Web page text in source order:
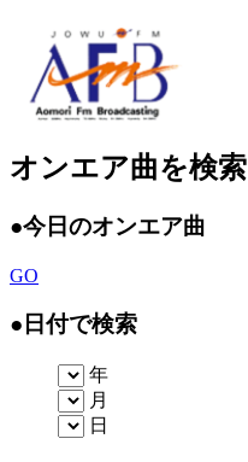
オンエア曲を検索
●今日のオンエア曲
GO
● 日付で検索
年
月
日